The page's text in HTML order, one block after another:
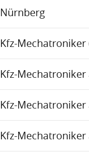
Nürnberg
Kfz-
Kfz-
Kfz-
Kfz-